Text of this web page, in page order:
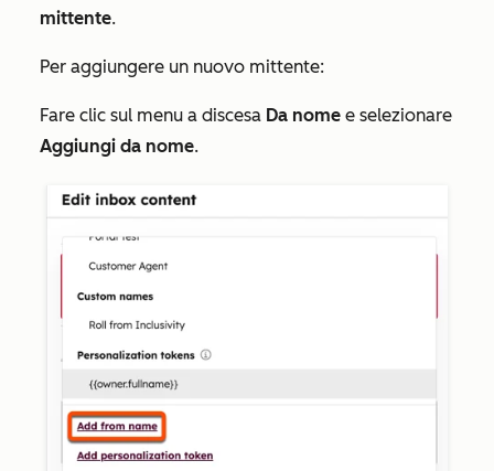
mittente.
Per aggiungere un nuovo mittente:
Fare clic sul menu a discesa Da nome e selezionare
Aggiungi da nome.